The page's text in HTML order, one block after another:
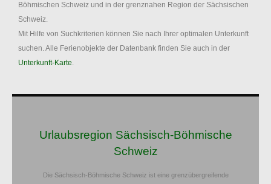
Böhmischen Schweiz und in der grenznahen Region der Sächsischen
Schweiz.
Mit Hilfe von Suchkriterien können Sie nach Ihrer optimalen Unterkunft
suchen. Alle Ferienobjekte der Datenbank finden Sie auch in der
Unterkunft-Karte.
Urlaubsregion Sächsisch-Böhmische
Schweiz
Die Sächsisch-Böhmische Schweiz ist eine grenzübergreifende